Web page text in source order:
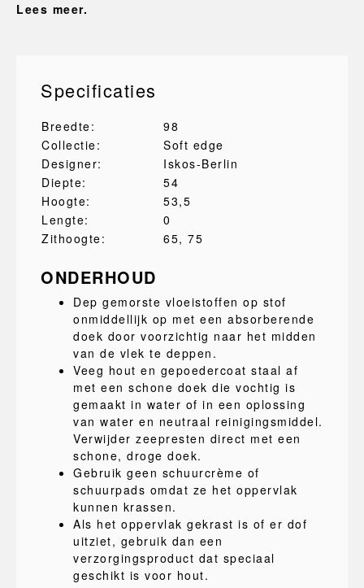
Lees meer.
Specificaties
Breedte:
98
Collectie:
Soft edge
Designer:
Iskos-Berlin
Diepte:
54
Hoogte:
53,5
Lengte:
0
Zithoogte:
65, 75
ONDERHOUD
Dep gemorste vloeistoffen op stof
onmiddellijk op met een absorberende
doek door voorzichtig naar het midden
van de vlek te deppen.
Veeg hout en gepoedercoat staal af
met een schone doek die vochtig is
gemaakt in water of in een oplossing
van water en neutraal reinigingsmiddel.
Verwijder zeepresten direct met een
schone, droge doek.
Gebruik geen schuurcrème of
schuurpads omdat ze het oppervlak
kunnen krassen.
Als het oppervlak gekrast is of er dof
uitziet, gebruik dan een
verzorgingsproduct dat speciaal
geschikt is voor hout.